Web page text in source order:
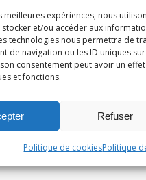
meilleures expériences, nous
et/ou accéder aux
technologies nous permettra de
de navigation ou les ID uniques
consentement peut avoir un
et fonctions.
Refuser
Politique de cookiesPolitique
15